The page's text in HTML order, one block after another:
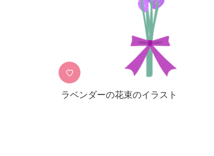
♡
ラベンダーの花束のイラスト